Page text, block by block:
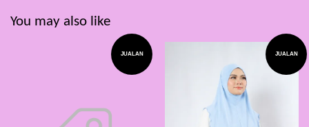
You may also like
JUALAN JUALAN